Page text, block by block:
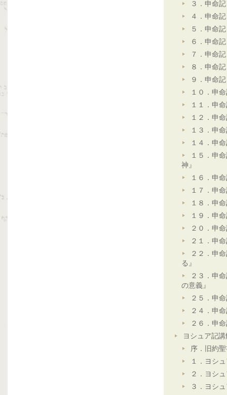
３．申命
４．申命
５．申命
６．申命
７．申命
８．申命
９．申命
１０．申
１１．申
１２．申
１３．申
１４．申
１５．申
神』
１６．申
１７．申
１８．申
１９．申
２０．申
２１．申
２２．申
る』
２３．申
の意義』
２５．申
２４．申
２６．申
ヨシュア記講
序．旧約
１．ヨシ
２．ヨシ
３．ヨシ